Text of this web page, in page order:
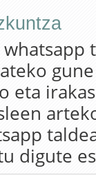
eta
digute